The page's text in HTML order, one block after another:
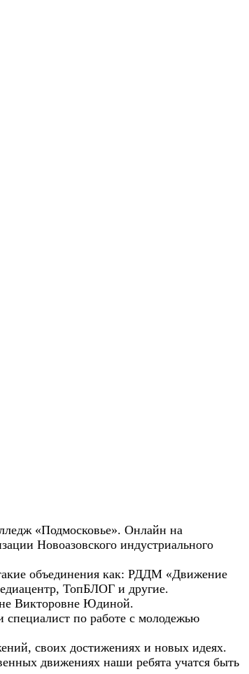
«Подмосковье». Онлайн на
Новоазовского индустриального
объединения как: РДДМ «Движение
ТопБЛОГ и другие.
Викторовне Юдиной.
специалист по работе с молодежью
своих достижениях и новых идеях.
движениях наши ребята учатся быть